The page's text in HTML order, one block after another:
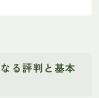
る評判と基本